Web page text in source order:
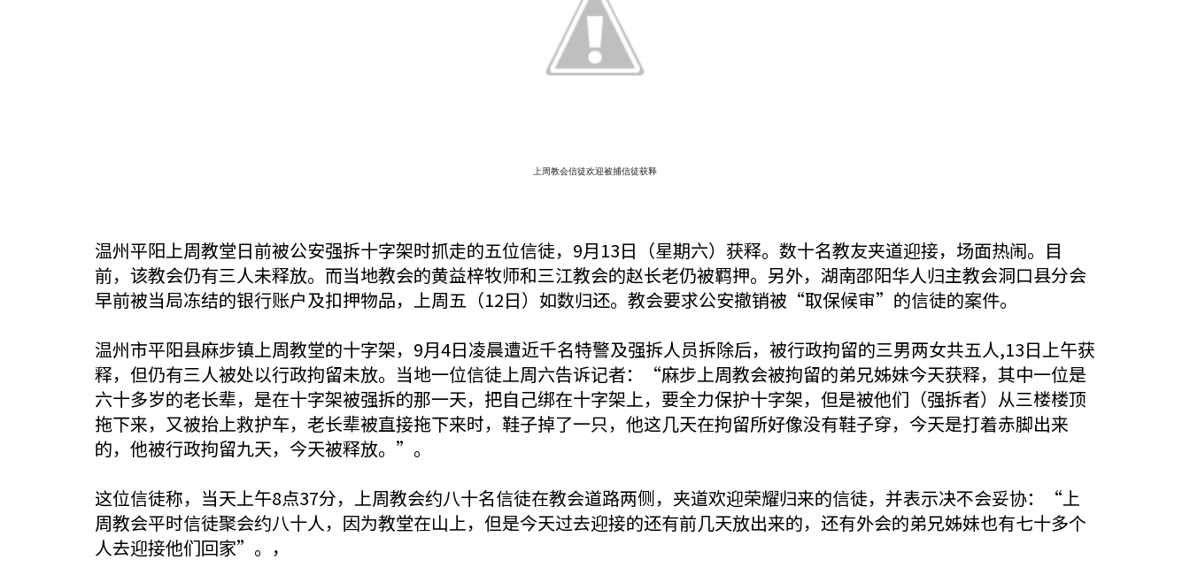
上周教会信徒欢迎被捕信徒获释
温州平阳上周教堂日前被公安强拆十字架时抓走的五位信徒，9月13日（星期六）获释。数十名教友夹道迎接，场面热闹。目
前，该教会仍有三人未释放。而当地教会的黄益梓牧师和三江教会的赵长老仍被羁押。另外，湖南邵阳华人归主教会洞口县分会
早前被当局冻结的银行账户及扣押物品，上周五（12日）如数归还。教会要求公安撤销被“取保候审”的信徒的案件。
温州市平阳县麻步镇上周教堂的十字架，9月4日凌晨遭近千名特警及强拆人员拆除后，被行政拘留的三男两女共五人,13日上午获
释，但仍有三人被处以行政拘留未放。当地一位信徒上周六告诉记者：“麻步上周教会被拘留的弟兄姊妹今天获释，其中一位是
六十多岁的老长辈，是在十字架被强拆的那一天，把自己绑在十字架上，要全力保护十字架，但是被他们（强拆者）从三楼楼顶
拖下来，又被抬上救护车，老长辈被直接拖下来时，鞋子掉了一只，他这几天在拘留所好像没有鞋子穿，今天是打着赤脚出来
的，他被行政拘留九天，今天被释放。”。
这位信徒称，当天上午8点37分，上周教会约八十名信徒在教会道路两侧，夹道欢迎荣耀归来的信徒，并表示决不会妥协：“上
周教会平时信徒聚会约八十人，因为教堂在山上，但是今天过去迎接的还有前几天放出来的，还有外会的弟兄姊妹也有七十多个
人去迎接他们回家”。，